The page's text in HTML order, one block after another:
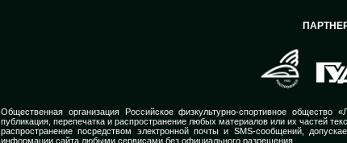
Общественная организация Российское физкультурно-спортивное
публикация, перепечатка и распространение любых материалов или их частей
распространение посредством электронной почты и SMS-сообщений,
информации сайта любыми сервисами без официального разрешения.